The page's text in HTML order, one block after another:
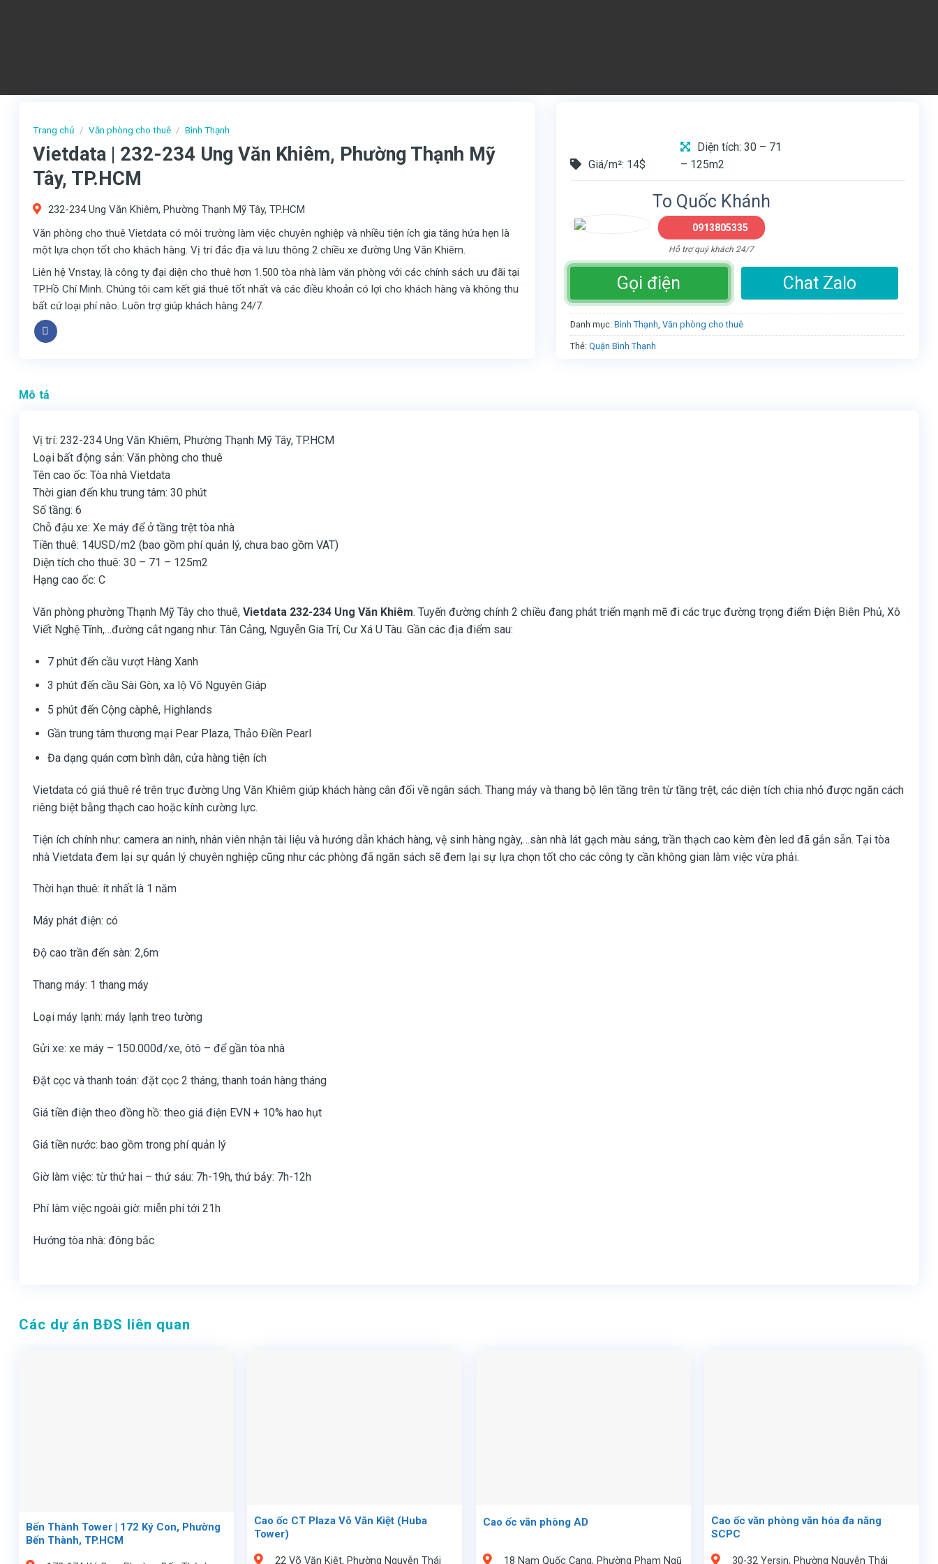
Trang chủ / Văn phòng cho thuê / Bình Thạnh
Vietdata | 232-234 Ung Văn Khiêm, Phường Thạnh Mỹ
Tây, TP.HCM
232-234 Ung Văn Khiêm, Phường Thạnh Mỹ Tây, TP.HCM
Văn phòng cho thuê Vietdata có môi trường làm việc chuyên nghiệp và nhiều tiện ích gia tăng hứa hẹn là
một lựa chọn tốt cho khách hàng. Vị trí đắc địa và lưu thông 2 chiều xe đường Ung Văn Khiêm.
Liên hệ Vnstay, là công ty đại diện cho thuê hơn 1.500 tòa nhà làm văn phòng với các chính sách ưu đãi tại
TP.Hồ Chí Minh. Chúng tôi cam kết giá thuê tốt nhất và các điều khoản có lợi cho khách hàng và không thu
bất cứ loại phí nào. Luôn trợ giúp khách hàng 24/7.
Giá/m²: 14$
Diện tích: 30 – 71
– 125m2
To Quốc Khánh
0913805335
Hỗ trợ quý khách 24/7
Gọi điện Chat Zalo
Danh mục: Bình Thạnh, Văn phòng cho thuê
Thẻ: Quận Bình Thạnh
Mô tả
Vị trí: 232-234 Ung Văn Khiêm, Phường Thạnh Mỹ Tây, TP.HCM
Loại bất động sản: Văn phòng cho thuê
Tên cao ốc: Tòa nhà Vietdata
Thời gian đến khu trung tâm: 30 phút
Số tầng: 6
Chỗ đậu xe: Xe máy để ở tầng trệt tòa nhà
Tiền thuê: 14USD/m2 (bao gồm phí quản lý, chưa bao gồm VAT)
Diện tích cho thuê: 30 – 71 – 125m2
Hạng cao ốc: C
Văn phòng phường Thạnh Mỹ Tây cho thuê, Vietdata 232-234 Ung Văn Khiêm. Tuyến đường chính 2 chiều đang phát triển mạnh mẽ đi các trục đường trọng điểm Điện Biên Phủ, Xô
Viết Nghệ Tĩnh,…đường cắt ngang như: Tân Cảng, Nguyễn Gia Trí, Cư Xá U Tàu. Gần các địa điểm sau:
7 phút đến cầu vượt Hàng Xanh
3 phút đến cầu Sài Gòn, xa lộ Võ Nguyên Giáp
5 phút đến Cộng càphê, Highlands
Gần trung tâm thương mại Pear Plaza, Thảo Điền Pearl
Đa dạng quán cơm bình dân, cửa hàng tiện ích
Vietdata có giá thuê rẻ trên trục đường Ung Văn Khiêm giúp khách hàng cân đối về ngân sách. Thang máy và thang bộ lên tầng trên từ tầng trệt, các diện tích chia nhỏ được ngăn cách
riêng biệt bằng thạch cao hoặc kính cường lực.
Tiện ích chính như: camera an ninh, nhân viên nhận tài liệu và hướng dẫn khách hàng, vệ sinh hàng ngày,…sàn nhà lát gạch màu sáng, trần thạch cao kèm đèn led đã gắn sẵn. Tại tòa
nhà Vietdata đem lại sự quản lý chuyên nghiệp cũng như các phòng đã ngăn sách sẽ đem lại sự lựa chọn tốt cho các công ty cần không gian làm việc vừa phải.
Thời hạn thuê: ít nhất là 1 năm
Máy phát điện: có
Độ cao trần đến sàn: 2,6m
Thang máy: 1 thang máy
Loại máy lạnh: máy lạnh treo tường
Gửi xe: xe máy – 150.000đ/xe, ôtô – để gần tòa nhà
Đặt cọc và thanh toán: đặt cọc 2 tháng, thanh toán hàng tháng
Giá tiền điện theo đồng hồ: theo giá điện EVN + 10% hao hụt
Giá tiền nước: bao gồm trong phí quản lý
Giờ làm việc: từ thứ hai – thứ sáu: 7h-19h, thứ bảy: 7h-12h
Phí làm việc ngoài giờ: miễn phí tới 21h
Hướng tòa nhà: đông bắc
Các dự án BĐS liên quan
Bến Thành Tower | 172 Ký Con, Phường
Bến Thành, TP.HCM
Cao ốc CT Plaza Võ Văn Kiệt (Huba
Tower)
22 Võ Văn Kiệt, Phường Nguyễn Thái
Cao ốc văn phòng AD
18 Nam Quốc Cang, Phường Phạm Ngũ
Cao ốc văn phòng văn hóa đa năng
SCPC
30-32 Yersin, Phường Nguyễn Thái